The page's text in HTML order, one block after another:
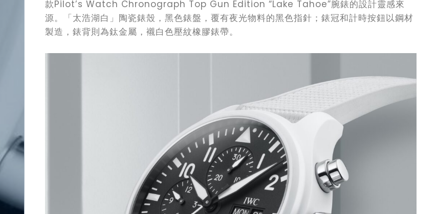
款Pilot’s Watch Chronograph Top Gun Edition “Lake Tahoe”腕錶的設計靈感來
源。「太浩湖白」陶瓷錶殼，黑色錶盤，覆有夜光物料的黑色指針；錶冠和計時按鈕以鋼材
製造，錶背則為鈦金屬，襯白色壓紋橡膠錶帶。